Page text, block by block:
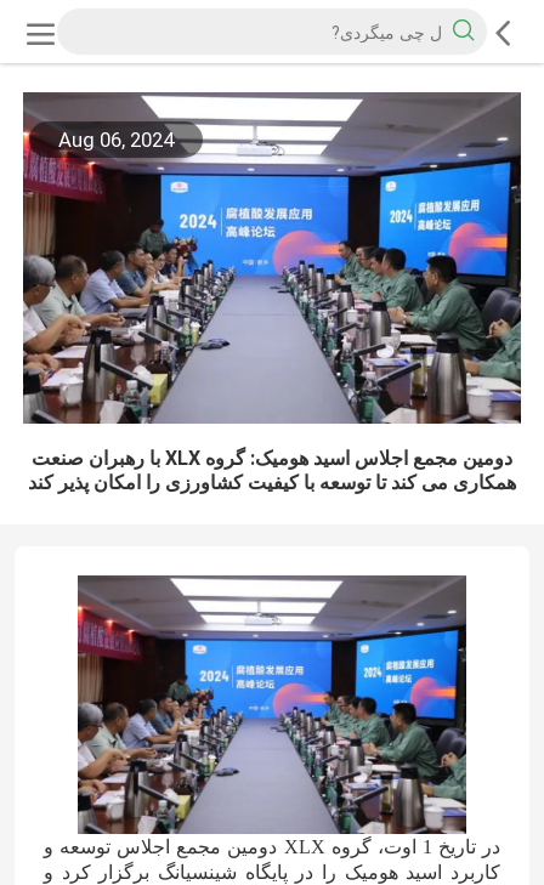
Aug 06, 2024
دومین مجمع اجلاس اسید هومیک: گروه XLX با رهبران صنعت
همکاری می کند تا توسعه با کیفیت کشاورزی را امکان پذیر کند
در تاریخ 1 اوت، گروه XLX دومین مجمع اجلاس توسعه و
کاربرد اسید هومیک را در پایگاه شینسیانگ برگزار کرد و